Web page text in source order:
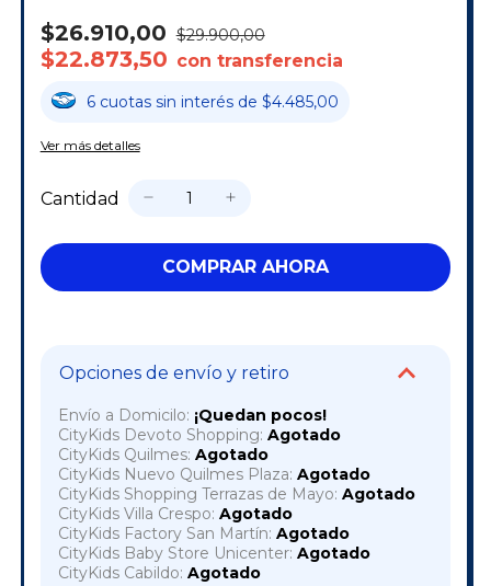
$26.910,00 $29.900,00
$22.873,50 con transferencia
6 cuotas sin interés de $4.485,00
Ver más detalles
Cantidad
Opciones de envío y retiro
Envío a Domicilo: ¡Quedan pocos!
CityKids Devoto Shopping: Agotado
CityKids Quilmes: Agotado
CityKids Nuevo Quilmes Plaza: Agotado
CityKids Shopping Terrazas de Mayo: Agotado
CityKids Villa Crespo: Agotado
CityKids Factory San Martín: Agotado
CityKids Baby Store Unicenter: Agotado
CityKids Cabildo: Agotado